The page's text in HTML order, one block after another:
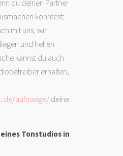
du deinen Partner
konntest:
mit uns, wir
und helfen
kannst du auch
erhalten,
auftraege/ deine
Tonstudios in